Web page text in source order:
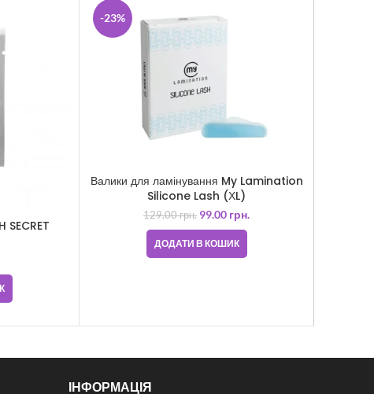
SECRET
-23%
Валики для ламінування My Lamination
Silicone Lash (ХL)
129.00грн. 99.00 грн.
ДОДАТИ В КОШИК
ІНФОРМАЦІЯ